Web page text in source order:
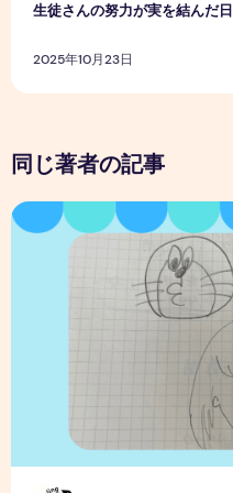
生徒さんの努力が実を結んだ日
2025年10月23日
同じ著者の記事
子どもの素直な言葉